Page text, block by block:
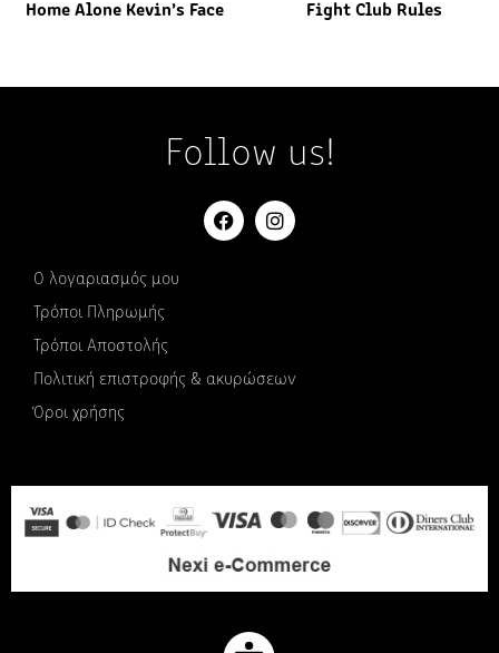
Home Alone Kevin’s Face Fight Club Rules
Follow us!
Ο λογαριασμός μου
Τρόποι Πληρωμής
Τρόποι Αποστολής
Πολιτική επιστροφής & ακυρώσεων
Όροι χρήσης